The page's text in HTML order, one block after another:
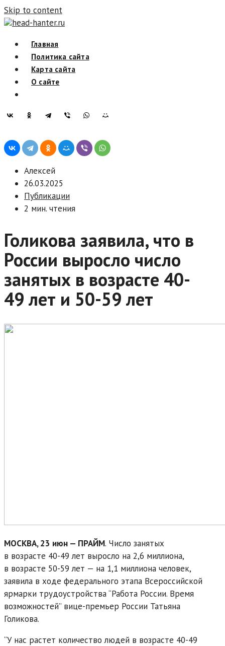
Skip to content
head-hanter.ru
Главная
Политика сайта
Карта сайта
О сайте
Алексей
26.03.2025
Публикации
2 мин. чтения
Голикова заявила, что в
России выросло число
занятых в возрасте 40-
49 лет и 50-59 лет
МОСКВА, 23 июн — ПРАЙМ. Число занятых
в возрасте 40-49 лет выросло на 2,6 миллиона,
в возрасте 50-59 лет — на 1,1 миллиона человек,
заявила в ходе федерального этапа Всероссийской
ярмарки трудоустройства “Работа России. Время
возможностей” вице-премьер России Татьяна
Голикова.
“У нас растет количество людей в возрасте 40-49